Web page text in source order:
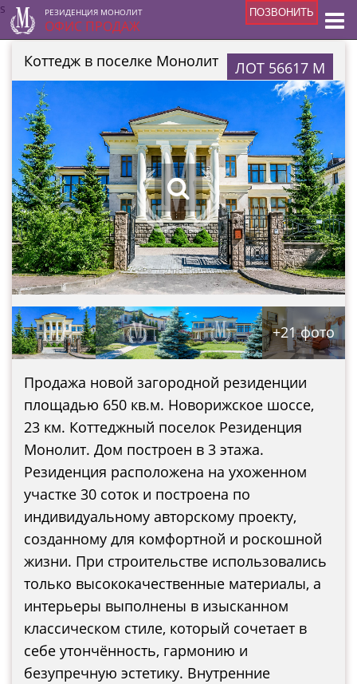
s ПОЗВОНИТЬ
РЕЗИДЕНЦИЯ МОНОЛИТ
ОФИС ПРОДАЖ
ЛОТ 56617 М
Коттедж в поселке Монолит
+21 фото
Продажа новой загородной резиденции
площадью 650 кв.м. Новорижское шоссе,
23 км. Коттеджный поселок Резиденция
Монолит. Дом построен в 3 этажа.
Резиденция расположена на ухоженном
участке 30 соток и построена по
индивидуальному авторскому проекту,
созданному для комфортной и роскошной
жизни. При строительстве использовались
только высококачественные материалы, а
интерьеры выполнены в изысканном
классическом стиле, который сочетает в
себе утончённость, гармонию и
безупречную эстетику. Внутренние